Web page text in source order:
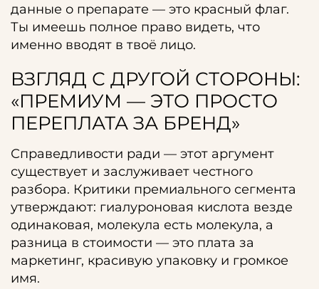
данные о препарате — это красный флаг.
Ты имеешь полное право видеть, что
именно вводят в твоё лицо.
ВЗГЛЯД С ДРУГОЙ СТОРОНЫ:
«ПРЕМИУМ — ЭТО ПРОСТО
ПЕРЕПЛАТА ЗА БРЕНД»
Справедливости ради — этот аргумент
существует и заслуживает честного
разбора. Критики премиального сегмента
утверждают: гиалуроновая кислота везде
одинаковая, молекула есть молекула, а
разница в стоимости — это плата за
маркетинг, красивую упаковку и громкое
имя.